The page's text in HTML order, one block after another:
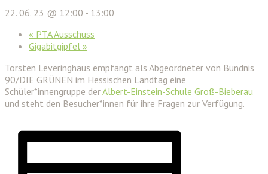
22. 06. 23 @ 12:00 - 13:00
« PTA Ausschuss
Gigabitgipfel »
Torsten Leveringhaus empfängt als Abgeordneter von Bündnis
90/DIE GRÜNEN im Hessischen Landtag eine
Schüler*innengruppe derAlbert-Einstein-Schule Groß-Bieberau
und steht den Besucher*innen für ihre Fragen zur Verfügung.